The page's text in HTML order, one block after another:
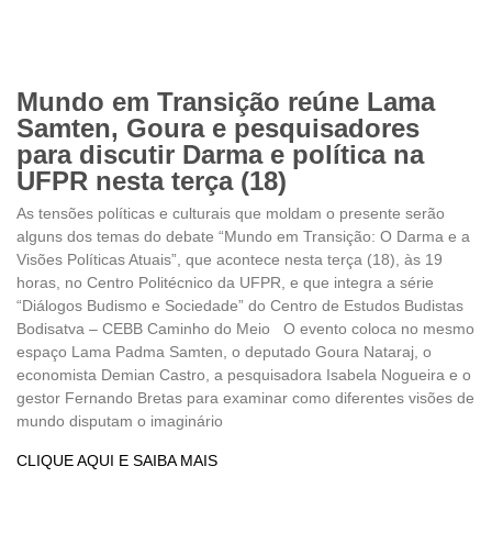
Mundo em Transição reúne Lama
Samten, Goura e pesquisadores
para discutir Darma e política na
UFPR nesta terça (18)
As tensões políticas e culturais que moldam o presente serão
alguns dos temas do debate “Mundo em Transição: O Darma e a
Visões Políticas Atuais”, que acontece nesta terça (18), às 19
horas, no Centro Politécnico da UFPR, e que integra a série
“Diálogos Budismo e Sociedade” do Centro de Estudos Budistas
Bodisatva – CEBB Caminho do Meio O evento coloca no mesmo
espaço Lama Padma Samten, o deputado Goura Nataraj, o
economista Demian Castro, a pesquisadora Isabela Nogueira e o
gestor Fernando Bretas para examinar como diferentes visões de
mundo disputam o imaginário
CLIQUE AQUI E SAIBA MAIS